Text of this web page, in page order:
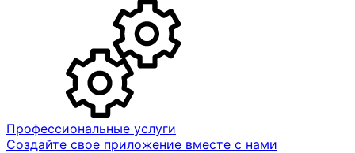
Профессиональные услуги
Создайте свое приложение вместе с нами